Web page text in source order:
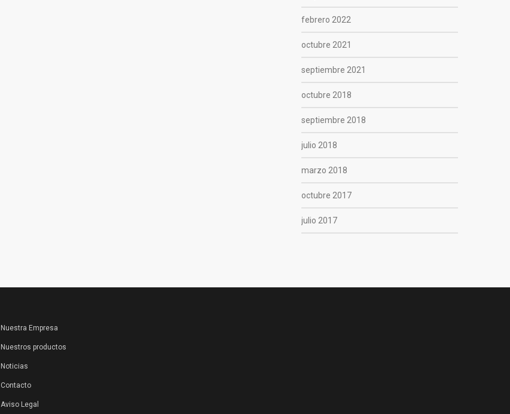
febrero 2022
octubre 2021
septiembre 2021
octubre 2018
septiembre 2018
julio 2018
marzo 2018
octubre 2017
julio 2017
Nuestra Empresa
Nuestros productos
Noticias
Contacto
Aviso Legal